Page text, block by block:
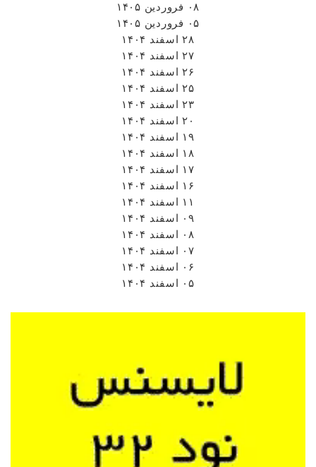
۰۸ فروردین ۱۴۰۵
۰۵ فروردین ۱۴۰۵
۲۸ اسفند ۱۴۰۴
۲۷ اسفند ۱۴۰۴
۲۶ اسفند ۱۴۰۴
۲۵ اسفند ۱۴۰۴
۲۳ اسفند ۱۴۰۴
۲۰ اسفند ۱۴۰۴
۱۹ اسفند ۱۴۰۴
۱۸ اسفند ۱۴۰۴
۱۷ اسفند ۱۴۰۴
۱۶ اسفند ۱۴۰۴
۱۱ اسفند ۱۴۰۴
۰۹ اسفند ۱۴۰۴
۰۸ اسفند ۱۴۰۴
۰۷ اسفند ۱۴۰۴
۰۶ اسفند ۱۴۰۴
۰۵ اسفند ۱۴۰۴